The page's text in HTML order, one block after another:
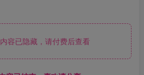
容已隐藏，请付费后查看